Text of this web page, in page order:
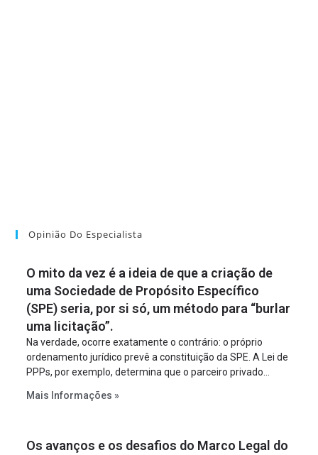
Opinião Do Especialista
O mito da vez é a ideia de que a criação de
uma Sociedade de Propósito Específico
(SPE) seria, por si só, um método para “burlar
uma licitação”.
Na verdade, ocorre exatamente o contrário: o próprio
ordenamento jurídico prevê a constituição da SPE. A Lei de
PPPs, por exemplo, determina que o parceiro privado
empreendimento. Ou seja, a suposta “fraude à licitação” é
projeto a projeto.
Mais Informações »
Os avanços e os desafios do Marco Legal do